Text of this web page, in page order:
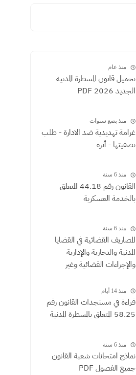
منذ عام
تحميل قانون المسطرة المدنية
الجديد 2026 PDF
منذ بضع سنوات
غرامة تهديدية ضد الادارة - طلب
تصفيتها - أثره
منذ 6 سنة
القانون رقم 44.18 المتعلق
بالخدمة العسكرية
منذ 6 سنة
المصاريف القضائية في القضايا
المدنية والتجارية والإدارية
والإجراءات القضائية وغير
الموثقون
منذ 14 أيام
​قراءة في مستجدات القانون رقم
58.25 المتعلق بالمسطرة المدنية
منذ 6 سنة
نماذج امتحانات شعبة القانون
جميع الفصول PDF